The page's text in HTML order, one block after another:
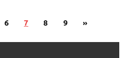
6 7 8 9
Sonraki
»